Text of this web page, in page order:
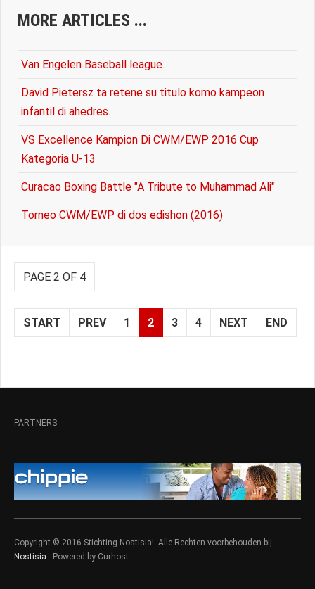
MORE ARTICLES ...
Van Engelen Baseball league.
David Pietersz ta retene su titulo komo kampeon
infantil di ahedres.
VS Excellence Kampion Di CWM/EWP 2016 Cup
Kategoria U-13
Curacao Boxing Battle "A Tribute to Muhammad Ali"
Torneo CWM/EWP di dos edishon (2016)
PAGE 2 OF 4
START PREV 1 2 3 4 NEXT END
PARTNERS
Copyright © 2016 Stichting Nostisia!. Alle Rechten voorbehouden bij
Nostisia - Powered by Curhost.